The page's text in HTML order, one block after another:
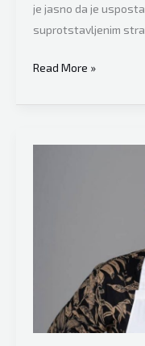
je jasno da je
suprotstavljenim
Stranka
oštro
podjelu
Read More »